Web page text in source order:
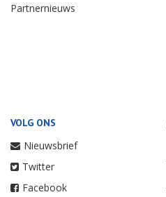
Partnernieuws
VOLG ONS
Nieuwsbrief
Twitter
Facebook